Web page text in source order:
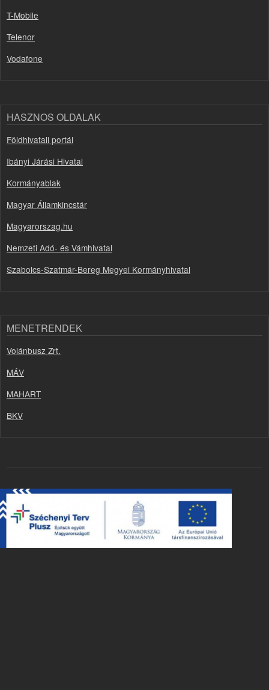
T-Mobile
Telenor
Vodafone
HASZNOS OLDALAK
Földhivatali portál
Ibányi Járási Hivatal
Kormányablak
Magyar Államkincstár
Magyarorszag.hu
Nemzeti Adó- és Vámhivatal
Szabolcs-Szatmár-Bereg Megyei Kormányhivatal
MENETRENDEK
Volánbusz Zrt.
MÁV
MAHART
BKV